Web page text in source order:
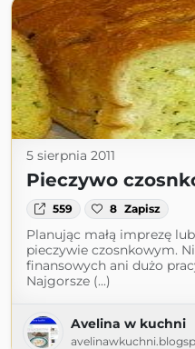
5 sierpnia 2011
Pieczywo
559 8 Zapisz
Planując małą imprezę
pieczywie czosnkowym.
finansowych ani dużo
Najgorsze (...)
Avelina w kuchni